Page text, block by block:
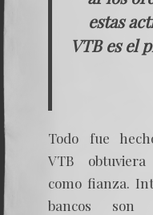
estas
VTB es el
Todo fue
VTB
como fianza.
bancos son